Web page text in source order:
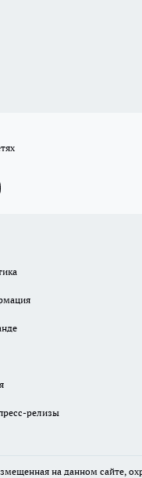
релизы
на данном сайте,